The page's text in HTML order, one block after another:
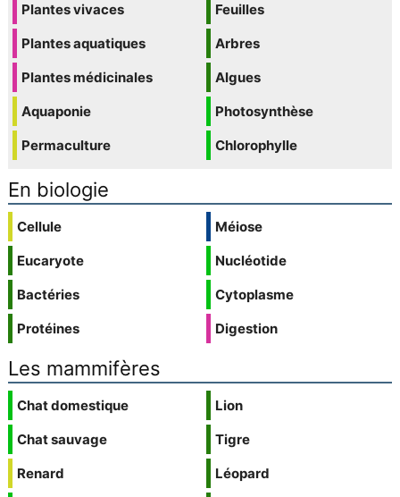
Plantes vivaces
Plantes aquatiques
Plantes médicinales
Aquaponie
Permaculture
Feuilles
Arbres
Algues
Photosynthèse
Chlorophylle
En biologie
Cellule
Eucaryote
Bactéries
Protéines
Méiose
Nucléotide
Cytoplasme
Digestion
Les mammifères
Chat domestique
Chat sauvage
Renard
Lion
Tigre
Léopard